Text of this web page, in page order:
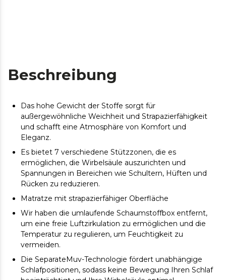
Beschreibung
Das hohe Gewicht der Stoffe sorgt für
außergewöhnliche Weichheit und Strapazierfähigkeit
und schafft eine Atmosphäre von Komfort und
Eleganz.
Es bietet 7 verschiedene Stützzonen, die es
ermöglichen, die Wirbelsäule auszurichten und
Spannungen in Bereichen wie Schultern, Hüften und
Rücken zu reduzieren.
Matratze mit strapazierfähiger Oberfläche
Wir haben die umlaufende Schaumstoffbox entfernt,
um eine freie Luftzirkulation zu ermöglichen und die
Temperatur zu regulieren, um Feuchtigkeit zu
vermeiden.
Die SeparateMuv-Technologie fördert unabhängige
Schlafpositionen, sodass keine Bewegung Ihren Schlaf